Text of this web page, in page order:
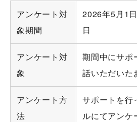
アンケート対
象期間
2026年5月1
日
アンケート対
象
期間中にサポ
話いただいた
アンケート方
法
サポートを行
ルにてアンケ